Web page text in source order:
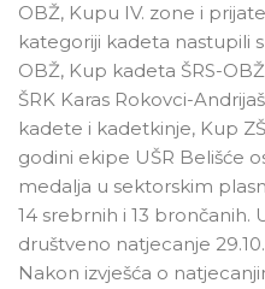
OBŽ, Kupu IV. zone i
kategoriji kadeta nastupili
OBŽ, Kup kadeta ŠRS-
ŠRK Karas Rokovci-
kadete i kadetkinje, Kup
godini ekipe UŠR Belišće
medalja u sektorskim
14 srebrnih i 13
društveno natjecanje
Nakon izvješća o